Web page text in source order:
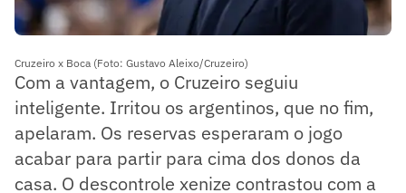
Cruzeiro x Boca (Foto: Gustavo Aleixo/Cruzeiro)
Com a vantagem, o Cruzeiro seguiu
inteligente. Irritou os argentinos, que no fim,
apelaram. Os reservas esperaram o jogo
acabar para partir para cima dos donos da
casa. O descontrole xenize contrastou com a